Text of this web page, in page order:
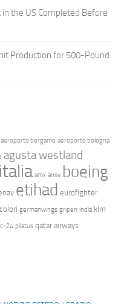
the US Completed Before
Production for 500-Pound
aeroporto bergamo aeroporto bologna
agusta westland
amx ansv boeing
etihad eurofighter
germanwings gripen india klm
24 pilatus qatar airways